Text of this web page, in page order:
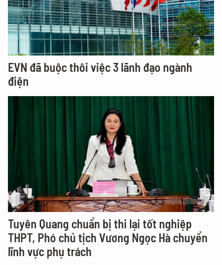
EVN đã buộc thôi việc 3 lãnh đạo ngành
điện
Tuyên Quang chuẩn bị thi lại tốt nghiệp
THPT, Phó chủ tịch Vương Ngọc Hà chuyển
lĩnh vực phụ trách